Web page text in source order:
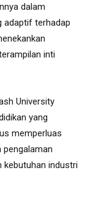
dalam
adaptif terhadap
inti
University
yang
memperluas
kebutuhan industri